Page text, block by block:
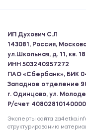
ИП Духович С.Л
143081, Россия,
ул.Школьная, д. 11, кв. 18
ИНН 503240957272
ПАО «Сбербанк», БИК
Западное отделение
г. Одинцово, ул.
Р/счет
Эксперты сайта
структурированию